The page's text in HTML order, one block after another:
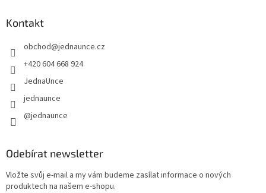
Kontakt
obchod@jednaunce.cz
+420 604 668 924
JednaUnce
jednaunce
@jednaunce
Odebírat newsletter
Vložte svůj e-mail a my vám budeme zasílat informace o nových
produktech na našem e-shopu.